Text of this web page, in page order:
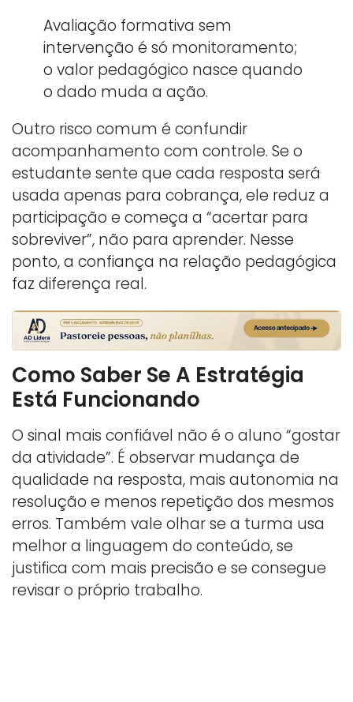
Avaliação formativa sem
intervenção é só monitoramento;
o valor pedagógico nasce quando
o dado muda a ação.
Outro risco comum é confundir
acompanhamento com controle. Se o
estudante sente que cada resposta será
usada apenas para cobrança, ele reduz a
participação e começa a “acertar para
sobreviver”, não para aprender. Nesse
ponto, a confiança na relação pedagógica
faz diferença real.
Como Saber Se A Estratégia
Está Funcionando
O sinal mais confiável não é o aluno “gostar
da atividade”. É observar mudança de
qualidade na resposta, mais autonomia na
resolução e menos repetição dos mesmos
erros. Também vale olhar se a turma usa
melhor a linguagem do conteúdo, se
justifica com mais precisão e se consegue
revisar o próprio trabalho.